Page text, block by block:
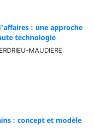
: une approche
technologie
MAUDIERE
: concept et modèle